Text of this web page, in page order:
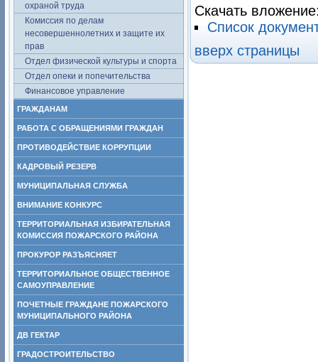
охраной труда
Комиссия по делам
несовершеннолетних и защите их
прав
Отдел физической культуры и спорта
Отдел опеки и попечительства
Финансовое управление
ГРАЖДАНАМ
РАБОТА С ОБРАЩЕНИЯМИ ГРАЖДАН
ПРОТИВОДЕЙСТВИЕ КОРРУПЦИИ
КАДРОВЫЙ РЕЗЕРВ
МУНИЦИПАЛЬНАЯ СЛУЖБА
ВНИМАНИЕ КОНКУРС
ТЕРРИТОРИАЛЬНАЯ ИЗБИРАТЕЛЬНАЯ
КОМИССИЯ ПОЖАРСКОГО РАЙОНА
ПРОКУРОР РАЗЪЯСНЯЕТ
ТЕРРИТОРИАЛЬНОЕ ОБЩЕСТВЕННОЕ
САМОУПРАВЛЕНИЕ
ПОЧЕТНЫЕ ГРАЖДАНЕ ПОЖАРСКОГО
МУНИЦИПАЛЬНОГО РАЙОНА
ДВ ГЕКТАР
ГРАДОСТРОИТЕЛЬСТВО
Скачать
Список
вверх страницы